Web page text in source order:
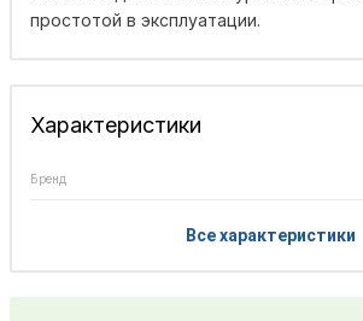
простотой в эксплуатации.
Характеристики
Бренд
Все характеристики